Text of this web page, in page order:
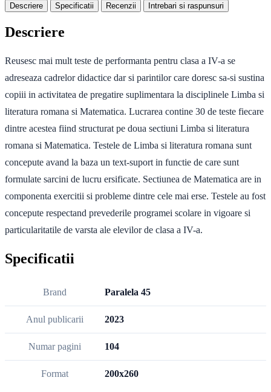
Descriere Specificatii Recenzii Intrebari si raspunsuri
Descriere
Reusesc mai mult teste de performanta pentru clasa a IV-a se
adreseaza cadrelor didactice dar si parintilor care doresc sa-si sustina
copiii in activitatea de pregatire suplimentara la disciplinele Limba si
literatura romana si Matematica. Lucrarea contine 30 de teste fiecare
dintre acestea fiind structurat pe doua sectiuni Limba si literatura
romana si Matematica. Testele de Limba si literatura romana sunt
concepute avand la baza un text-suport in functie de care sunt
formulate sarcini de lucru ersificate. Sectiunea de Matematica are in
componenta exercitii si probleme dintre cele mai erse. Testele au fost
concepute respectand prevederile programei scolare in vigoare si
particularitatile de varsta ale elevilor de clasa a IV-a.
Specificatii
Brand Paralela 45
Anul publicarii 2023
Numar pagini 104
Format 200x260